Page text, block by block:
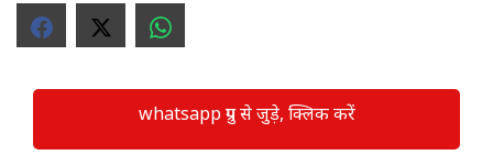
whatsapp ग्रुप से जुड़े, क्लिक करें